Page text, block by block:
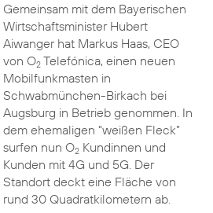
Gemeinsam mit dem Bayerischen
Wirtschaftsminister Hubert
Aiwanger hat Markus Haas, CEO
von O2Telefónica, einen neuen
Mobilfunkmasten in
Schwabmünchen-Birkach bei
Augsburg in Betrieb genommen. In
dem ehemaligen “weißen Fleck”
surfen nun O2Kundinnen und
Kunden mit 4G und 5G. Der
Standort deckt eine Fläche von
rund 30 Quadratkilometern ab.